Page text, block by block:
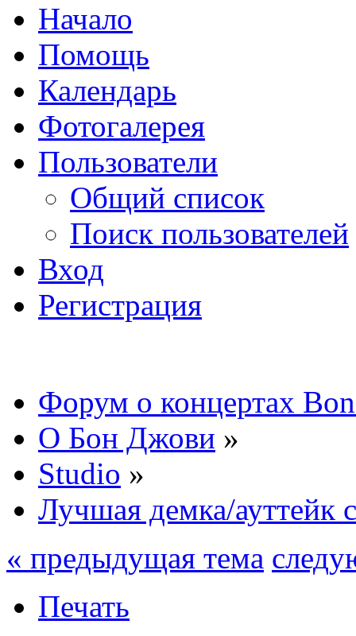
Начало
Помощь
Календарь
Фотогалерея
Пользователи
Общий список
Поиск пользователей
Вход
Регистрация
Форум о концертах
О Бон Джови »
Studio »
Лучшая демка/ауттейк
« предыдущая тема
Печать